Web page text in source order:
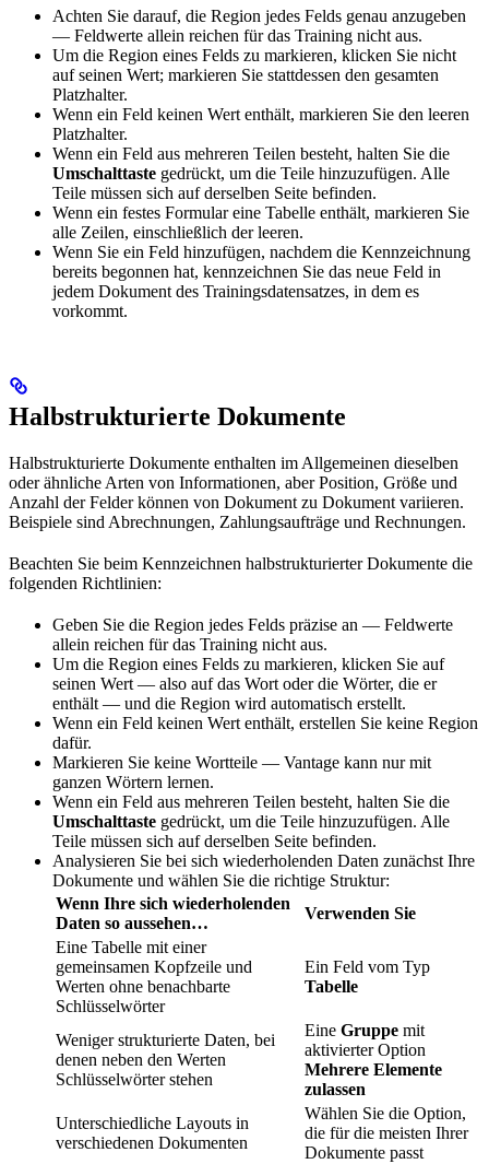
Achten Sie darauf, die Region jedes Felds genau anzugeben
— Feldwerte allein reichen für das Training nicht aus.
Um die Region eines Felds zu markieren, klicken Sie nicht
auf seinen Wert; markieren Sie stattdessen den gesamten
Platzhalter.
Wenn ein Feld keinen Wert enthält, markieren Sie den leeren
Platzhalter.
Wenn ein Feld aus mehreren Teilen besteht, halten Sie die
Umschalttaste gedrückt, um die Teile hinzuzufügen. Alle
Teile müssen sich auf derselben Seite befinden.
Wenn ein festes Formular eine Tabelle enthält, markieren Sie
alle Zeilen, einschließlich der leeren.
Wenn Sie ein Feld hinzufügen, nachdem die Kennzeichnung
bereits begonnen hat, kennzeichnen Sie das neue Feld in
jedem Dokument des Trainingsdatensatzes, in dem es
vorkommt.
Halbstrukturierte Dokumente
Halbstrukturierte Dokumente enthalten im Allgemeinen dieselben
oder ähnliche Arten von Informationen, aber Position, Größe und
Anzahl der Felder können von Dokument zu Dokument variieren.
Beispiele sind Abrechnungen, Zahlungsaufträge und Rechnungen.
Beachten Sie beim Kennzeichnen halbstrukturierter Dokumente die
folgenden Richtlinien:
Geben Sie die Region jedes Felds präzise an — Feldwerte
allein reichen für das Training nicht aus.
Um die Region eines Felds zu markieren, klicken Sie auf
seinen Wert — also auf das Wort oder die Wörter, die er
enthält — und die Region wird automatisch erstellt.
Wenn ein Feld keinen Wert enthält, erstellen Sie keine Region
dafür.
Markieren Sie keine Wortteile — Vantage kann nur mit
ganzen Wörtern lernen.
Wenn ein Feld aus mehreren Teilen besteht, halten Sie die
Umschalttaste gedrückt, um die Teile hinzuzufügen. Alle
Teile müssen sich auf derselben Seite befinden.
Analysieren Sie bei sich wiederholenden Daten zunächst Ihre
Dokumente und wählen Sie die richtige Struktur:
Wenn Ihre sich wiederholenden
Daten so aussehen…
Verwenden Sie
Eine Tabelle mit einer
gemeinsamen Kopfzeile und
Werten ohne benachbarte
Schlüsselwörter
Ein Feld vom Typ
Tabelle
Weniger strukturierte Daten, bei
denen neben den Werten
Schlüsselwörter stehen
Eine Gruppe mit
aktivierter Option
Mehrere Elemente
zulassen
Unterschiedliche Layouts in
verschiedenen Dokumenten
Wählen Sie die Option,
die für die meisten Ihrer
Dokumente passt